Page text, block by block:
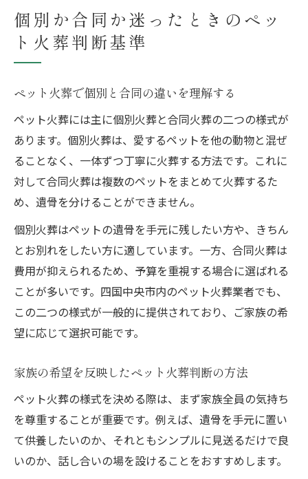
個別か合同か迷ったときのペッ
ト火葬判断基準
ペット火葬で個別と合同の違いを理解する
ペット火葬には主に個別火葬と合同火葬の二つの様式が
あります。個別火葬は、愛するペットを他の動物と混ぜ
ることなく、一体ずつ丁寧に火葬する方法です。これに
対して合同火葬は複数のペットをまとめて火葬するた
め、遺骨を分けることができません。
個別火葬はペットの遺骨を手元に残したい方や、きちん
とお別れをしたい方に適しています。一方、合同火葬は
費用が抑えられるため、予算を重視する場合に選ばれる
ことが多いです。四国中央市内のペット火葬業者でも、
この二つの様式が一般的に提供されており、ご家族の希
望に応じて選択可能です。
家族の希望を反映したペット火葬判断の方法
ペット火葬の様式を決める際は、まず家族全員の気持ち
を尊重することが重要です。例えば、遺骨を手元に置い
て供養したいのか、それともシンプルに見送るだけで良
いのか、話し合いの場を設けることをおすすめします。